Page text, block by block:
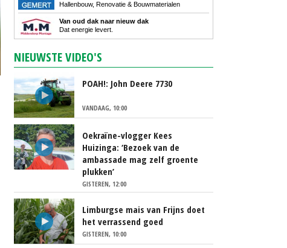
Hallenbouw, Renovatie & Bouwmaterialen
Van oud dak naar nieuw dak
Dat energie levert.
NIEUWSTE VIDEO'S
POAH!: John Deere 7730
VANDAAG, 10:00
Oekraïne-vlogger Kees
Huizinga: ‘Bezoek van de
ambassade mag zelf groente
plukken’
GISTEREN, 12:00
Limburgse mais van Frijns doet
het verrassend goed
GISTEREN, 10:00